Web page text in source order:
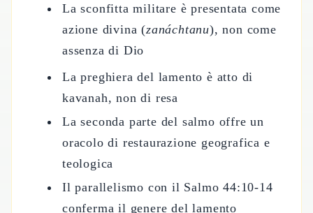
La sconfitta militare è presentata come
azione divina (zanáchtanu), non come
assenza di Dio
La preghiera del lamento è atto di
kavanah, non di resa
La seconda parte del salmo offre un
oracolo di restaurazione geografica e
teologica
Il parallelismo con il Salmo 44:10-14
conferma il genere del lamento